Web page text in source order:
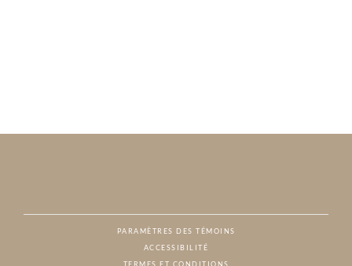
PARAMÈTRES DES TÉMOINS
ACCESSIBILITÉ
TERMES ET CONDITIONS